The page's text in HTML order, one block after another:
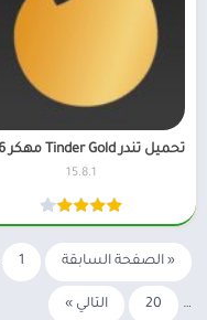
15.8.1
« الصفحة السابقة 1
…
20 التالي »